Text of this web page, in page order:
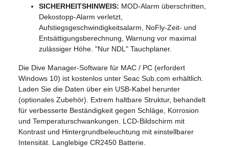
SICHERHEITSHINWEIS: MOD-Alarm überschritten,
Dekostopp-Alarm verletzt,
Aufstiegsgeschwindigkeitsalarm, NoFly-Zeit- und
Entsättigungsberechnung, Warnung vor maximal
zulässiger Höhe. "Nur NDL" Tauchplaner.
Die Dive Manager-Software für MAC / PC (erfordert
Windows 10) ist kostenlos unter Seac Sub.com erhältlich.
Laden Sie die Daten über ein USB-Kabel herunter
(optionales Zubehör). Extrem haltbare Struktur, behandelt
für verbesserte Beständigkeit gegen Schläge, Korrosion
und Temperaturschwankungen. LCD-Bildschirm mit
Kontrast und Hintergrundbeleuchtung mit einstellbarer
Intensität. Langlebige CR2450 Batterie.